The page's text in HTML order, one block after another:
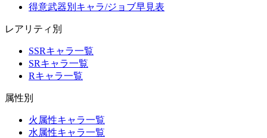
得意武器別キャラ/ジョブ早見表
レアリティ別
SSRキャラ一覧
SRキャラ一覧
Rキャラ一覧
属性別
火属性キャラ一覧
水属性キャラ一覧